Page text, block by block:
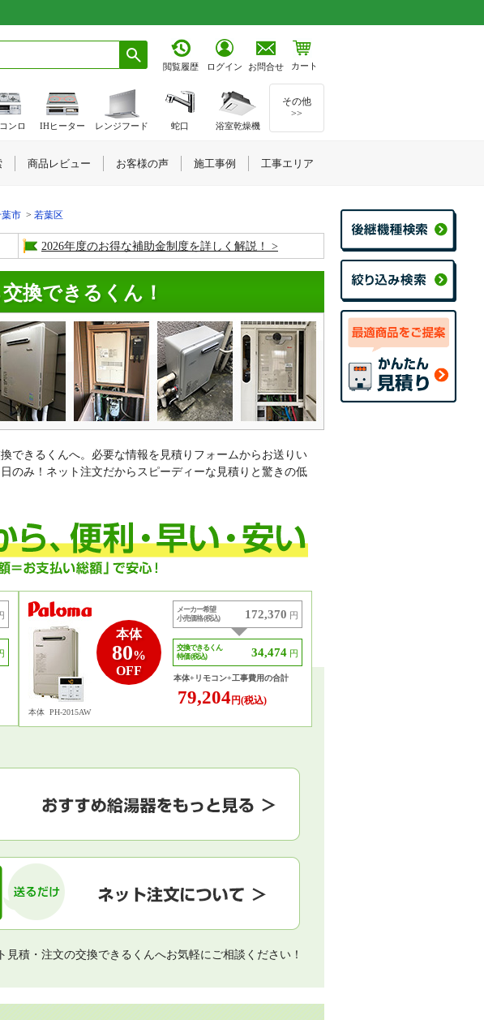
閲覧履歴 ログイン お問合せ カート
市 若葉区
2026年度のお得な補助金制度を詳しく解説！
換できるくん！
できるくんへ。必要な情報を見積りフォームからお送りい
のみ！ネット注文だからスピーディーな見積りと驚きの低
本体
80%
OFF
本体 PH-2015AW
メーカー希望
小売価格 (税込)
172,370 円
交換できるくん
特価 (税込)
34,474 円
本体+リモコン+工事費用の合計
79,204 円(税込)
積・注文の交換できるくんへお気軽にご相談ください！
ンロ IHヒーター レンジフード 蛇口 浴室乾燥機
その他
>>
商品レビュー お客様の声 施工事例 工事エリア